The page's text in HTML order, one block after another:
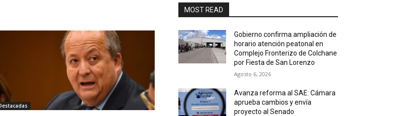
MOST READ
Gobierno confirma ampliación de
horario atención peatonal en
Complejo Fronterizo de Colchane
por Fiesta de San Lorenzo
Agosto 6, 2026
Avanza reforma al SAE: Cámara
aprueba cambios y envía
proyecto al Senado